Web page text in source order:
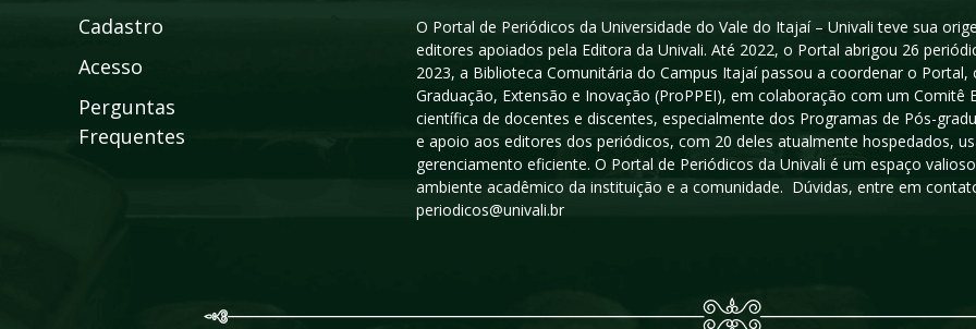
Cadastro
Acesso
Perguntas
Frequentes
O Portal de Periódicos da Universidade do Vale do Itajaí – Univali teve sua
editores apoiados pela Editora da Univali. Até 2022, o Portal abrigou 26
2023, a Biblioteca Comunitária do Campus Itajaí passou a coordenar o
Graduação, Extensão e Inovação (ProPPEI), em colaboração com um
científica de docentes e discentes, especialmente dos Programas de Pós-
e apoio aos editores dos periódicos, com 20 deles atualmente hospedados,
gerenciamento eficiente. O Portal de Periódicos da Univali é um espaço
ambiente acadêmico da instituição e a comunidade. Dúvidas, entre em
periodicos@univali.br